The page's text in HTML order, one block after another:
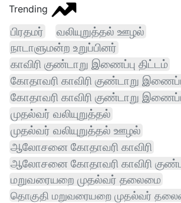
Trending
பிரதமர் வலியுறுத்தல் ஊழல்
நாடாளுமன்ற உறுப்பினர்
காவிரி குண்டாறு இணைப்பு திட்டம்
கோதாவரி காவிரி குண்டாறு
கோதாவரி காவிரி குண்டாறு
முதல்வர் வலியுறுத்தல்
முதல்வர் வலியுறுத்தல் ஊழல்
ஆலோசனை கோதாவரி காவிரி
ஆலோசனை கோதாவரி காவிரி
மறுவரையறை முதல்வர் தலைமை
தொகுதி மறுவரையறை முதல்வர்